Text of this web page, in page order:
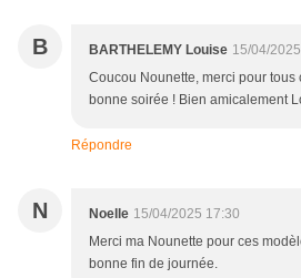
B BARTHELEMY Louise 15/04/
Coucou Nounette, merci pour tous
bonne soirée ! Bien amicalement
Répondre
N Noelle 15/04/2025 17:30
Merci ma Nounette pour ces
bonne fin de journée.